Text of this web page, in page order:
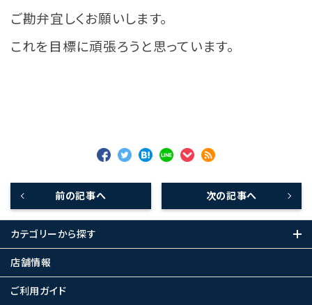
ご勘弁宜しくお願いします。
これを目標に頑張ろうと思っています。
前の記事へ 次の記事へ
カテゴリーから探す
店舗情報
ご利用ガイド